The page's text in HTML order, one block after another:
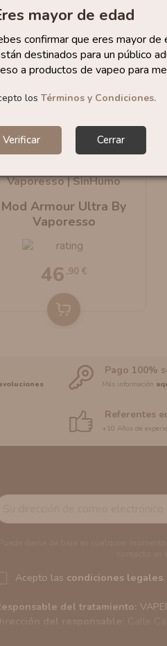
mayor de edad
confirmar que eres mayor de
destinados para un público
a productos de vapeo para
los Términos y Condiciones.
Verificar Cerrar
Mod Armour Ultra By
Vaporesso
46 ,90 €
Pago 100%
Más información
Referentes
+10 Años de
Acepto las condiciones legales.
del tratamiento:
Sus datos serán usados